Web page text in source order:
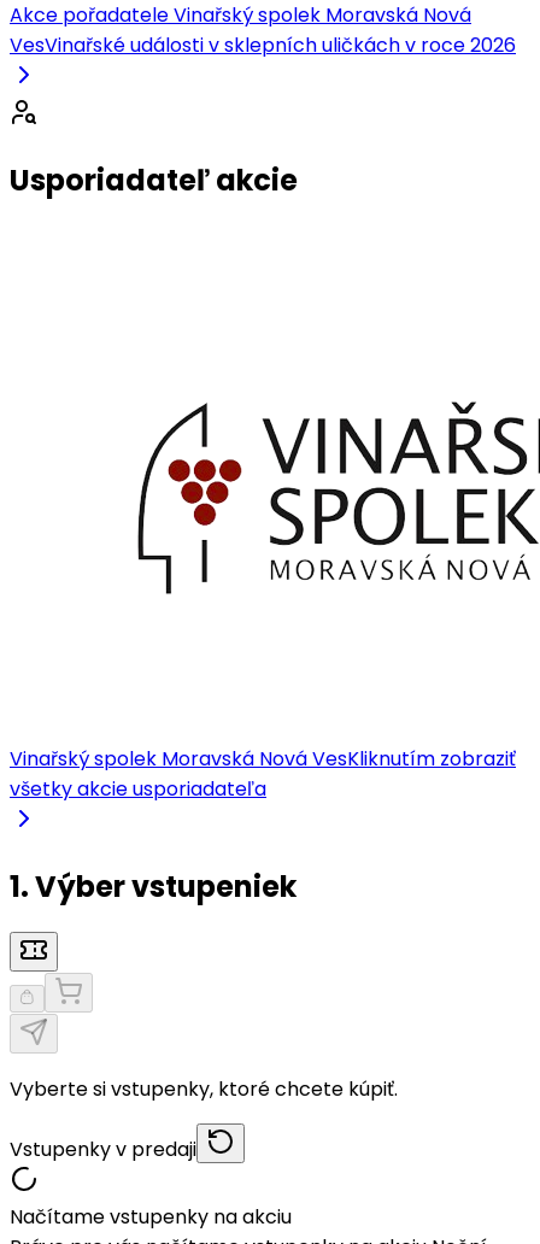
Akce pořadatele Vinařský spolek Moravská Nová
VesVinařské události v sklepních uličkách v roce 2026
Usporiadateľ akcie
Vinařský spolek Moravská Nová VesKliknutím zobraziť
všetky akcie usporiadateľa
1. Výber vstupeniek
Vyberte si vstupenky, ktoré chcete kúpiť.
Vstupenky v predaji
Načítame vstupenky na akciu